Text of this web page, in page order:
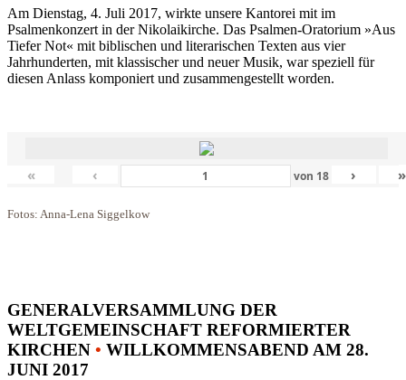
Am Dienstag, 4. Juli 2017, wirkte unsere Kantorei mit im
Psalmenkonzert in der Nikolaikirche. Das Psalmen-Oratorium »Aus
Tiefer Not« mit biblischen und literarischen Texten aus vier
Jahrhunderten, mit klassischer und neuer Musik, war speziell für
diesen Anlass komponiert und zusammengestellt worden.
« ‹ von 18 › »
Fotos: Anna-Lena Siggelkow
GENERALVERSAMMLUNG DER
WELTGEMEINSCHAFT REFORMIERTER
KIRCHEN • WILLKOMMENSABEND AM 28.
JUNI 2017